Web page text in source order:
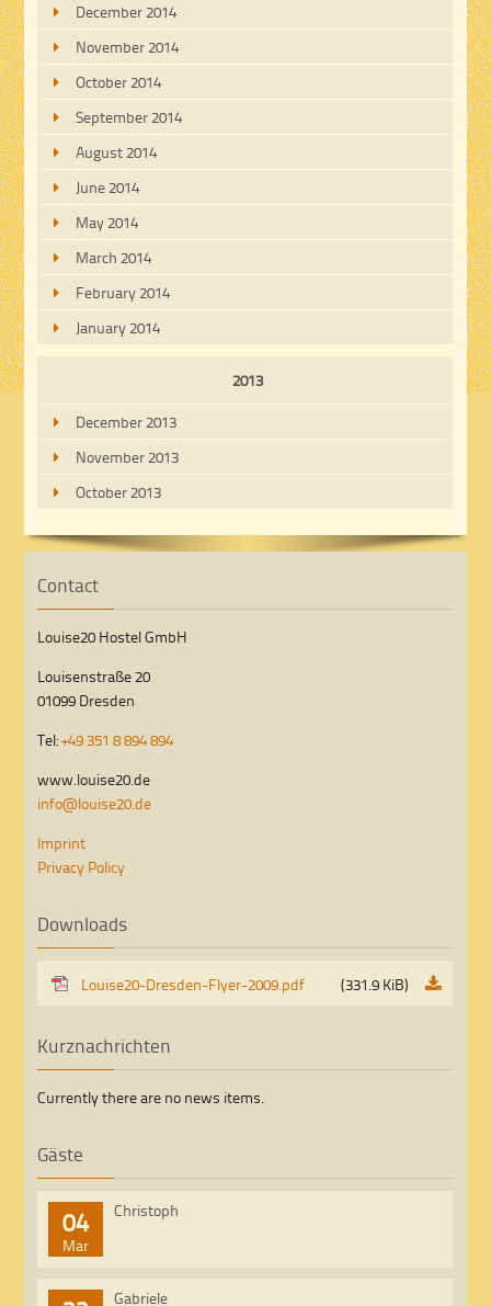
December 2014
November 2014
October 2014
September 2014
August 2014
June 2014
May 2014
March 2014
February 2014
January 2014
2013
December 2013
November 2013
October 2013
Contact
Louise20 Hostel GmbH
Louisenstraße 20
01099 Dresden
Tel:+49 351 8 894 894
www.louise20.de
info@louise20.de
Imprint
Privacy Policy
Downloads
Louise20-Dresden-Flyer-2009.pdf (331.9 KiB)
Kurznachrichten
Currently there are no news items.
Gäste
04
Mar
Christoph
Gabriele